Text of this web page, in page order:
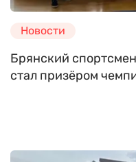
Новости
Брянский
стал призёром